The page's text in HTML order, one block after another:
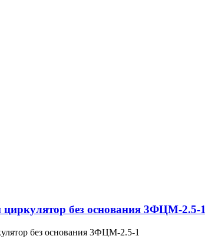
без основания 3ФЦМ-2.5-1
без основания 3ФЦМ-2.5-1